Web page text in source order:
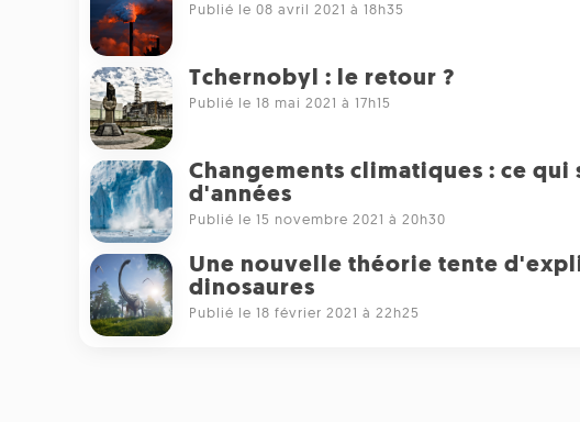
Publié le 08 avril 2021 à 18h35
Tchernobyl : le retour ?
Publié le 18 mai 2021 à 17h15
Changements climatiques : ce qui
d'années
Publié le 15 novembre 2021 à 20h30
Une nouvelle théorie tente
dinosaures
Publié le 18 février 2021 à 22h25